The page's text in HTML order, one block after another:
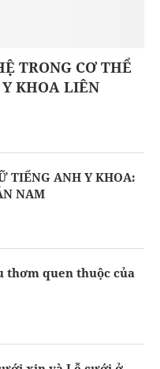
TRONG CƠ THỂ
KHOA LIÊN
TIẾNG ANH Y KHOA:
NAM
thơm quen thuộc của